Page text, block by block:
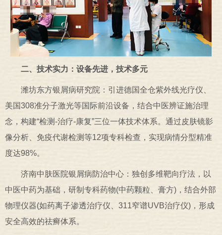
二、技术实力：设备先进，技术多元
潍坊东方银屑病研究院：引进德国全仓紫外线光疗仪、
美国308准分子激光等国际前沿设备，结合中医辨证施治理
念，构建“检测-治疗-康复”三位一体技术体系。通过皮肤镜影
像分析、免疫代谢检测等12项专科检查，实现病情分型精准
度达98%。
济南中肤医院银屑病防治中心：独创多维靶向疗法，以
中医中药为基础，研制专科药物(中药颗粒、膏方)，结合外部
物理仪器(如药离子渗透治疗仪、311窄谱UVB治疗仪)，形成
安全高效的祛癣体系。